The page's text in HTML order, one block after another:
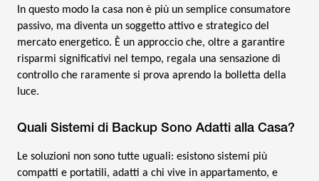
In questo modo la casa non è più un semplice consumatore
passivo, ma diventa un soggetto attivo e strategico del
mercato energetico. È un approccio che, oltre a garantire
risparmi significativi nel tempo, regala una sensazione di
controllo che raramente si prova aprendo la bolletta della
luce.
Quali Sistemi di Backup Sono Adatti alla Casa?
Le soluzioni non sono tutte uguali: esistono sistemi più
compatti e portatili, adatti a chi vive in appartamento, e